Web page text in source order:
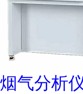
烟气分析